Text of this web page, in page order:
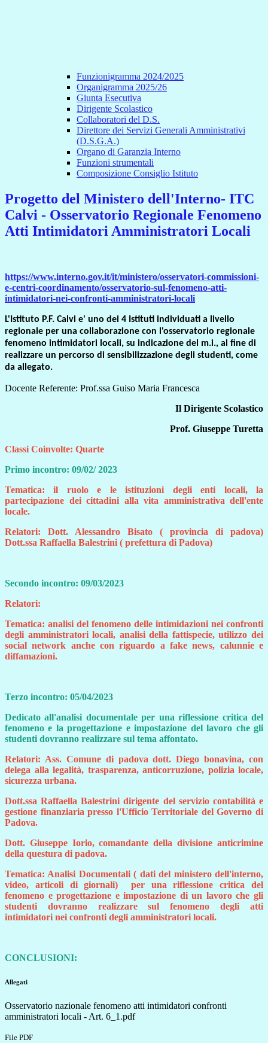
Funzionigramma 2024/2025
Organigramma 2025/26
Giunta Esecutiva
Dirigente Scolastico
Collaboratori del D.S.
Direttore dei Servizi Generali Amministrativi
(D.S.G.A.)
Organo di Garanzia Interno
Funzioni strumentali
Composizione Consiglio Istituto
Progetto del Ministero dell'Interno- ITC
Calvi - Osservatorio Regionale Fenomeno
Atti Intimidatori Amministratori Locali
https://www.interno.gov.it/it/ministero/osservatori-commissioni-
e-centri-coordinamento/osservatorio-sul-fenomeno-atti-
intimidatori-nei-confronti-amministratori-locali
L'Istituto P.F. Calvi e' uno dei 4 Istituti individuati a livello
regionale per una collaborazione con l'osservatorio regionale
fenomeno intimidatori locali, su indicazione del m.i., al fine di
realizzare un percorso di sensibilizzazione degli studenti, come
da allegato.
Docente Referente: Prof.ssa Guiso Maria Francesca
Il Dirigente Scolastico
Prof. Giuseppe Turetta
Classi Coinvolte: Quarte
Primo incontro: 09/02/ 2023
Tematica: il ruolo e le istituzioni degli enti locali, la
partecipazione dei cittadini alla vita amministrativa dell'ente
locale.
Relatori: Dott. Alessandro Bisato ( provincia di padova)
Dott.ssa Raffaella Balestrini ( prefettura di Padova)
Secondo incontro: 09/03/2023
Relatori:
Tematica: analisi del fenomeno delle intimidazioni nei confronti
degli amministratori locali, analisi della fattispecie, utilizzo dei
social network anche con riguardo a fake news, calunnie e
diffamazioni.
Terzo incontro: 05/04/2023
Dedicato all'analisi documentale per una riflessione critica del
fenomeno e la progettazione e impostazione del lavoro che gli
studenti dovranno realizzare sul tema affontato.
Relatori: Ass. Comune di padova dott. Diego bonavina, con
delega alla legalità, trasparenza, anticorruzione, polizia locale,
sicurezza urbana.
Dott.ssa Raffaella Balestrini dirigente del servizio contabilità e
gestione finanziaria presso l'Ufficio Territoriale del Governo di
Padova.
Dott. Giuseppe Iorio, comandante della divisione anticrimine
della questura di padova.
Tematica: Analisi Documentali ( dati del ministero dell'interno,
video, articoli di giornali) per una riflessione critica del
fenomeno e progettazione e impostazione di un lavoro che gli
studenti dovranno realizzare sul fenomeno degli atti
intimidatori nei confronti degli amministratori locali.
CONCLUSIONI:
Allegati
Osservatorio nazionale fenomeno atti intimidatori confronti
amministratori locali - Art. 6_1.pdf
File PDF